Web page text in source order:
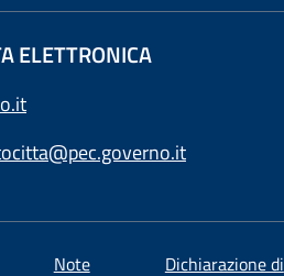
ELETTRONICA
Note Dichiarazione di